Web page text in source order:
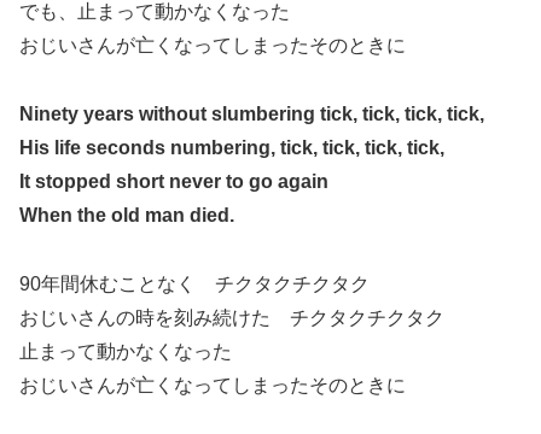
でも、止まって動かなくなった
おじいさんが亡くなってしまったそのときに
Ninety years without slumbering tick, tick, tick, tick,
His life seconds numbering, tick, tick, tick, tick,
It stopped short never to go again
When the old man died.
90年間休むことなく チクタクチクタク
おじいさんの時を刻み続けた チクタクチクタク
止まって動かなくなった
おじいさんが亡くなってしまったそのときに